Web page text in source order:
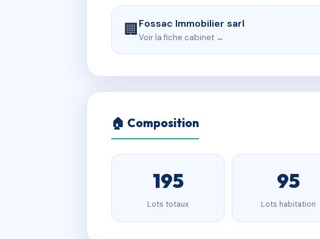
🏢Fossac Immobilier sarl
Voir la fiche cabinet →
🏠 Composition
195
Lots totaux
95
Lots habitation